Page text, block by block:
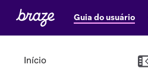
Guia do usuário
Início